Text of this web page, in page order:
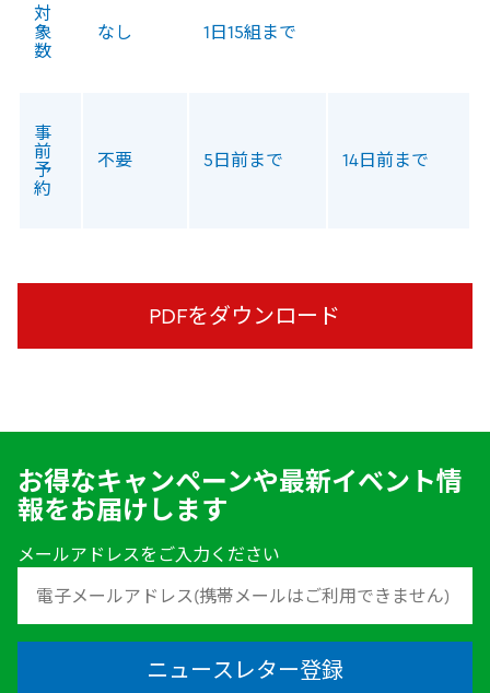
対
象
数
なし 1日15組まで
事
前
予
約
不要 5日前まで 14日前まで
PDFをダウンロード
お得なキャンペーンや最新イベント情
報をお届けします
メールアドレスをご入力ください
ニュースレター登録